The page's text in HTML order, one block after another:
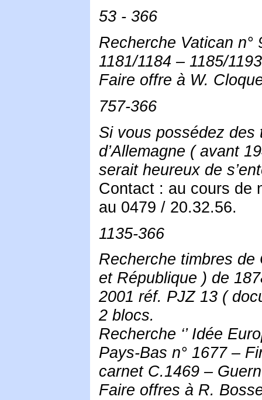
53 - 366
Recherche Vatican n°
1181/1184 – 1185/
Faire offre à W.
757-366
Si vous possédez des
d’Allemagne ( avant
serait heureux de
Contact : au cours de
au 0479 / 20.32.56.
1135-366
Recherche timbres
et République ) de
2001 réf. PJZ 13 (
2 blocs.
Recherche ‘’ Idée
Pays-Bas n° 1677 –
carnet C.1469 –
Faire offres à R.